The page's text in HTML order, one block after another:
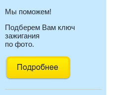
Мы поможем!
Подберем Вам ключ
зажигания
по фото.